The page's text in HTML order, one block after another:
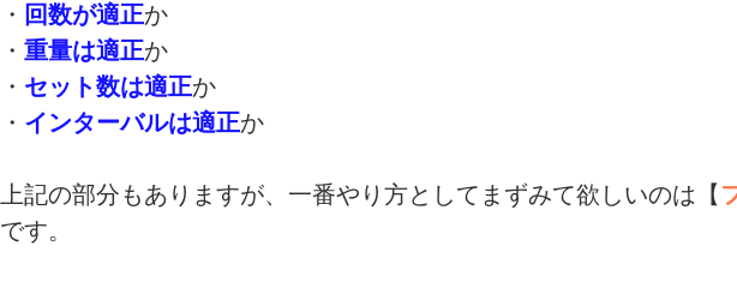
・ 回数が適正か
・ 重量は適正か
・ セット数は適正か
・ インターバルは適正か
上記の部分もありますが、一番やり方としてまずみて欲しいのは【
です。